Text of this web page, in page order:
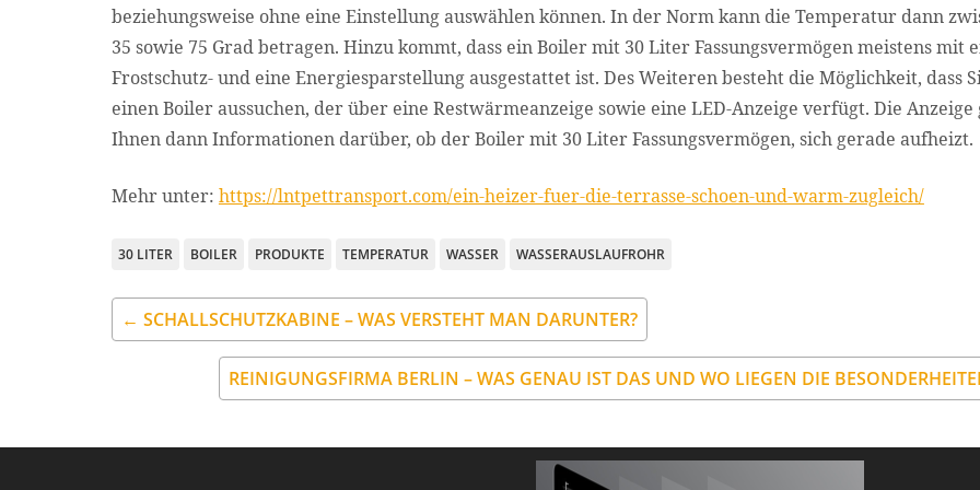
beziehungsweise ohne eine Einstellung auswählen können. In der Norm kann die Temperatur dann
35 sowie 75 Grad betragen. Hinzu kommt, dass ein Boiler mit 30 Liter Fassungsvermögen meistens mit
Frostschutz- und eine Energiesparstellung ausgestattet ist. Des Weiteren besteht die Möglichkeit, dass
einen Boiler aussuchen, der über eine Restwärmeanzeige sowie eine LED-Anzeige verfügt. Die Anzeige
Ihnen dann Informationen darüber, ob der Boiler mit 30 Liter Fassungsvermögen, sich gerade aufheizt.
Mehr unter: https://lntpettransport.com/ein-heizer-fuer-die-terrasse-schoen-und-warm-zugleich/
30 LITER BOILER PRODUKTE TEMPERATUR WASSER WASSERAUSLAUFROHR
← SCHALLSCHUTZKABINE – WAS VERSTEHT MAN DARUNTER?
REINIGUNGSFIRMA BERLIN – WAS GENAU IST DAS UND WO LIEGEN DIE